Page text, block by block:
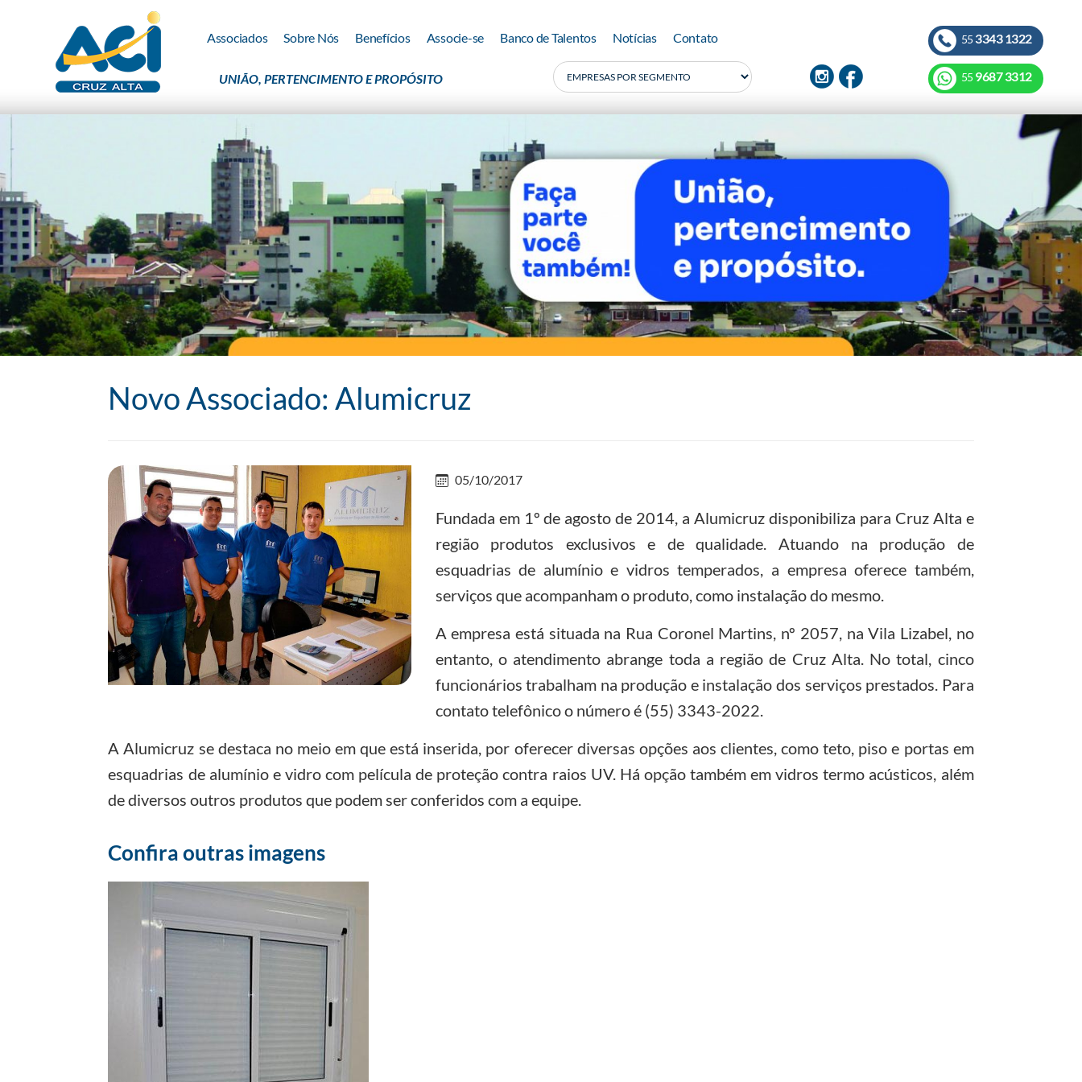
Associados Sobre Nós Benefícios Associe-se Banco de Talentos Notícias Contato
UNIÃO, PERTENCIMENTO E PROPÓSITO
55 3343 1322
55 9687 3312
Novo Associado: Alumicruz
05/10/2017
Fundada em 1º de agosto de 2014, a Alumicruz disponibiliza para Cruz Alta e
região produtos exclusivos e de qualidade. Atuando na produção de
esquadrias de alumínio e vidros temperados, a empresa oferece também,
serviços que acompanham o produto, como instalação do mesmo.
A empresa está situada na Rua Coronel Martins, nº 2057, na Vila Lizabel, no
entanto, o atendimento abrange toda a região de Cruz Alta. No total, cinco
funcionários trabalham na produção e instalação dos serviços prestados. Para
contato telefônico o número é (55) 3343-2022.
A Alumicruz se destaca no meio em que está inserida, por oferecer diversas opções aos clientes, como teto, piso e portas em
esquadrias de alumínio e vidro com película de proteção contra raios UV. Há opção também em vidros termo acústicos, além
de diversos outros produtos que podem ser conferidos com a equipe.
Confira outras imagens